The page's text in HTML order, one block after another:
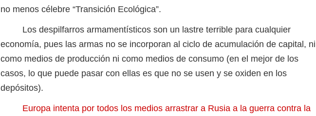
no menos célebre “Transición Ecológica”.
Los despilfarros armamentísticos son un lastre terrible para cualquier
economía, pues las armas no se incorporan al ciclo de acumulación de capital, ni
como medios de producción ni como medios de consumo (en el mejor de los
casos, lo que puede pasar con ellas es que no se usen y se oxiden en los
depósitos).
Europa intenta por todos los medios arrastrar a Rusia a la guerra contra la